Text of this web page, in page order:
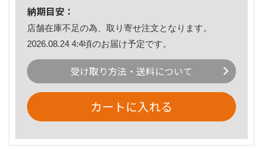
納期目安：
店舗在庫不足の為、取り寄せ注文となります。
2026.08.24 4:4頃のお届け予定です。
受け取り方法・送料について
カートに入れる